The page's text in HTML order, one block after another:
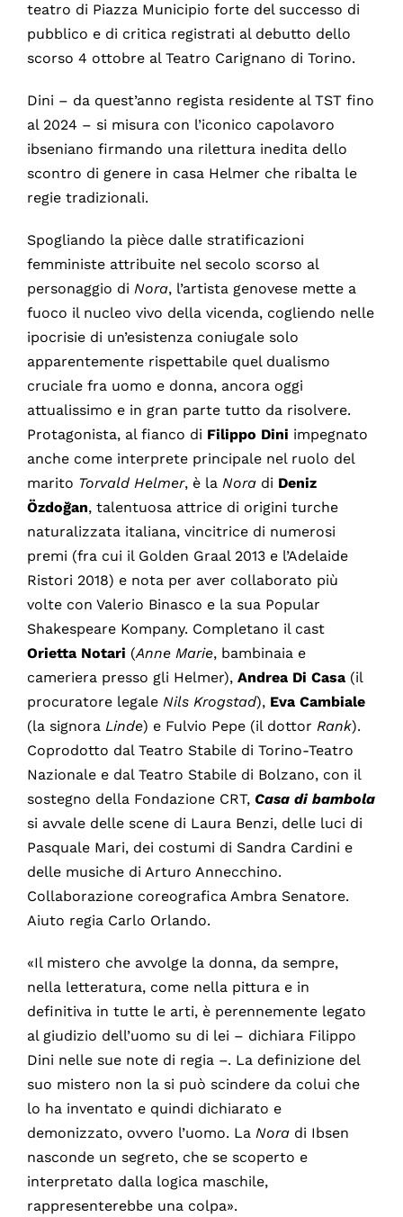
teatro di Piazza Municipio forte del successo di
pubblico e di critica registrati al debutto dello
scorso 4 ottobre al Teatro Carignano di Torino.
Dini – da quest’anno regista residente al TST fino
al 2024 – si misura con l’iconico capolavoro
ibseniano firmando una rilettura inedita dello
scontro di genere in casa Helmer che ribalta le
regie tradizionali.
Spogliando la pièce dalle stratificazioni
femministe attribuite nel secolo scorso al
personaggio di Nora, l’artista genovese mette a
fuoco il nucleo vivo della vicenda, cogliendo nelle
ipocrisie di un’esistenza coniugale solo
apparentemente rispettabile quel dualismo
cruciale fra uomo e donna, ancora oggi
attualissimo e in gran parte tutto da risolvere.
Protagonista, al fianco di Filippo Dini impegnato
anche come interprete principale nel ruolo del
marito Torvald Helmer, è la Noradi Deniz
Özdoğan, talentuosa attrice di origini turche
naturalizzata italiana, vincitrice di numerosi
premi (fra cui il Golden Graal 2013 e l’Adelaide
Ristori 2018) e nota per aver collaborato più
volte con Valerio Binasco e la sua Popular
Shakespeare Kompany. Completano il cast
Orietta Notari (Anne Marie, bambinaia e
cameriera presso gli Helmer), Andrea Di Casa (il
procuratore legale Nils Krogstad), Eva Cambiale
(la signora Linde) e Fulvio Pepe (il dottor Rank).
Coprodotto dal Teatro Stabile di Torino-Teatro
Nazionale e dal Teatro Stabile di Bolzano, con il
sostegno della Fondazione CRT, Casa di bambola
si avvale delle scene di Laura Benzi, delle luci di
Pasquale Mari, dei costumi di Sandra Cardini e
delle musiche di Arturo Annecchino.
Collaborazione coreografica Ambra Senatore.
Aiuto regia Carlo Orlando.
«Il mistero che avvolge la donna, da sempre,
nella letteratura, come nella pittura e in
definitiva in tutte le arti, è perennemente legato
al giudizio dell’uomo su di lei – dichiara Filippo
Dini nelle sue note di regia –. La definizione del
suo mistero non la si può scindere da colui che
lo ha inventato e quindi dichiarato e
demonizzato, ovvero l’uomo. La Noradi Ibsen
nasconde un segreto, che se scoperto e
interpretato dalla logica maschile,
rappresenterebbe una colpa».